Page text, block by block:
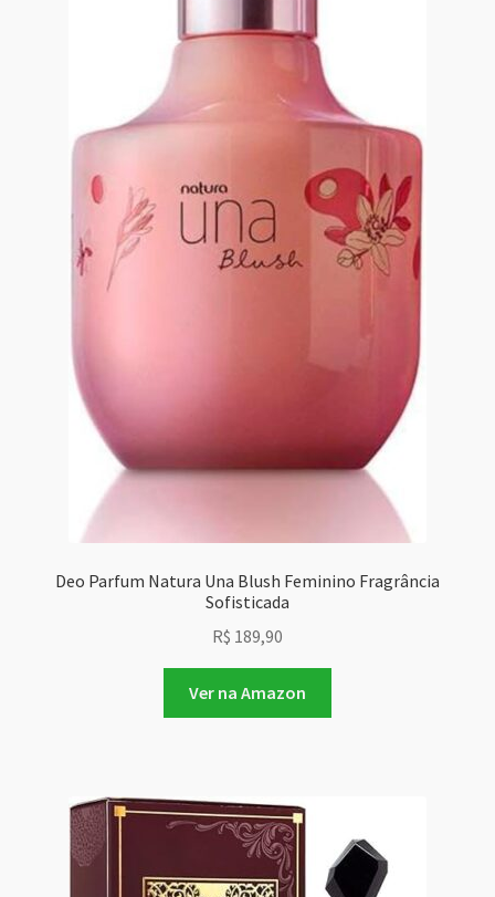
Deo Parfum Natura Una Blush Feminino Fragrância
Sofisticada
R$ 189,90
Ver na Amazon